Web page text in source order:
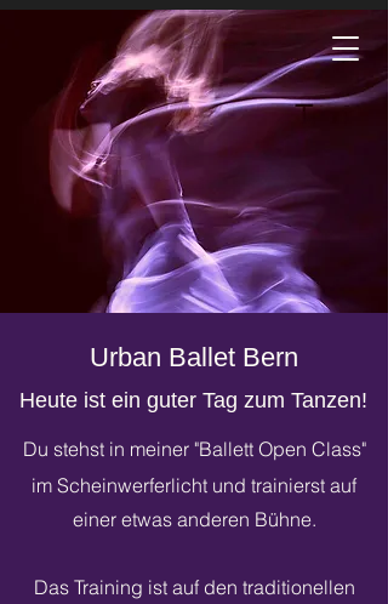
Urban Ballet Bern
Urban Ballet Bern
Heute ist ein guter Tag zum Tanzen!
Du stehst in meiner "Ballett Open Class"
im Scheinwerferlicht und trainierst auf
einer etwas anderen Bühne.
Das Training ist auf den traditionellen